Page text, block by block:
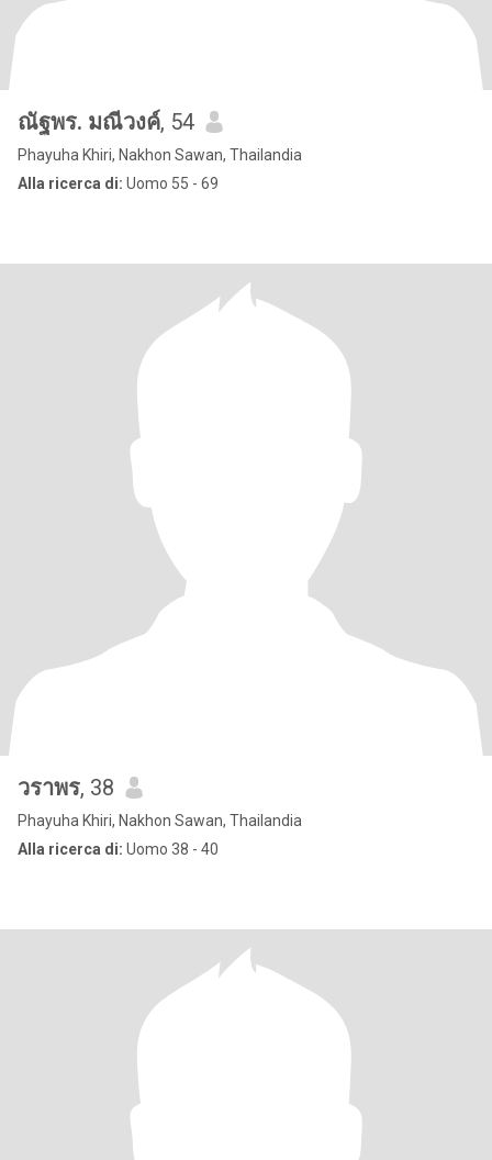
ณัฐพร. มณีวงค์, 54
Phayuha Khiri, Nakhon Sawan, Thailandia
Alla ricerca di: Uomo 55 - 69
วราพร, 38
Phayuha Khiri, Nakhon Sawan, Thailandia
Alla ricerca di: Uomo 38 - 40